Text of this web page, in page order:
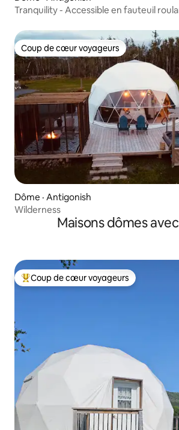
Tranquility - Accessible en fauteuil
Coup de cœur voyageurs
Coup de cœur voyageurs
Dôme · Antigonish
Wilderness
Maisons dômes
Coup de cœur voyageurs parmi les plus
Coup de cœur voyageurs